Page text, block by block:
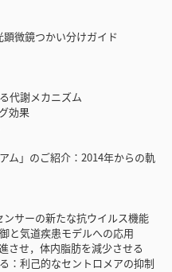
微鏡つかい分けガイド
代謝メカニズム
効果
ム」のご紹介：2014年からの軌
ンサーの新たな抗ウイルス機能
と気道疾患モデルへの応用
させ，体内脂肪を減少させる
：利己的なセントロメアの抑制